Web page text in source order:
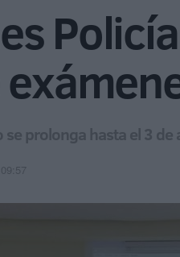
se prolonga hasta el 3